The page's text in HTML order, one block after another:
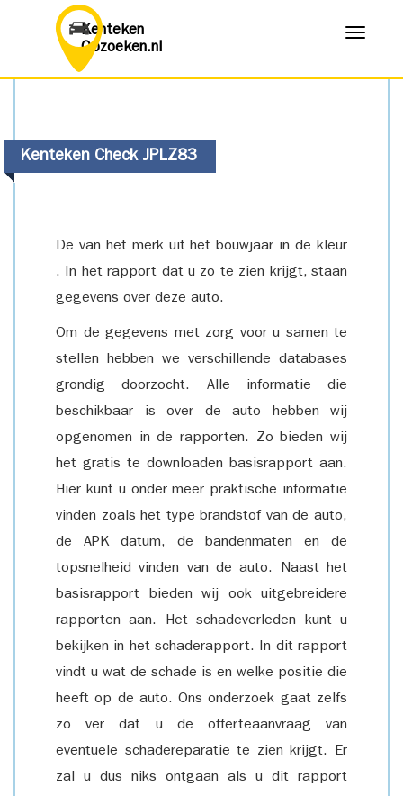
Kenteken
Opzoeken.nl
Menu
Kenteken Check JPLZ83
De van het merk uit het bouwjaar in de kleur
. In het rapport dat u zo te zien krijgt, staan
gegevens over deze auto.
Om de gegevens met zorg voor u samen te
stellen hebben we verschillende databases
grondig doorzocht. Alle informatie die
beschikbaar is over de auto hebben wij
opgenomen in de rapporten. Zo bieden wij
het gratis te downloaden basisrapport aan.
Hier kunt u onder meer praktische informatie
vinden zoals het type brandstof van de auto,
de APK datum, de bandenmaten en de
topsnelheid vinden van de auto. Naast het
basisrapport bieden wij ook uitgebreidere
rapporten aan. Het schadeverleden kunt u
bekijken in het schaderapport. In dit rapport
vindt u wat de schade is en welke positie die
heeft op de auto. Ons onderzoek gaat zelfs
zo ver dat u de offerteaanvraag van
eventuele schadereparatie te zien krijgt. Er
zal u dus niks ontgaan als u dit rapport